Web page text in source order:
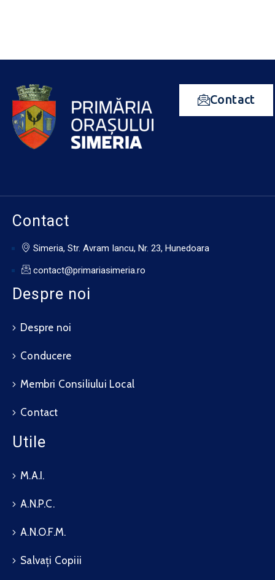
Contact
Contact
Simeria, Str. Avram Iancu, Nr. 23, Hunedoara
contact@primariasimeria.ro
Despre noi
Despre noi
Conducere
Membri Consiliului Local
Contact
Utile
M.A.I.
A.N.P.C.
A.N.O.F.M.
Salvați Copiii